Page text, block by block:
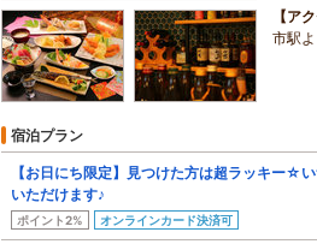
【ア
市駅
宿泊プラン
【お日にち限定】見つけた方は超ラッキー☆
いただけます♪
ポイント2% オンラインカード決済可